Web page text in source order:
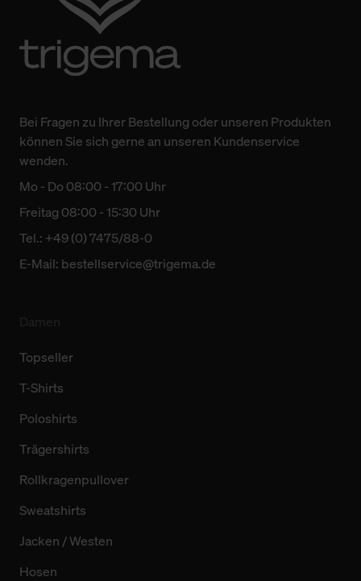
Bei Fragen zu Ihrer Bestellung oder unseren Produkten
können Sie sich gerne an unseren Kundenservice
wenden.
Mo - Do 08:00 - 17:00 Uhr
Freitag 08:00 - 15:30 Uhr
Tel.: +49 (0) 7475/88-0
E-Mail: bestellservice@trigema.de
Topseller
T-Shirts
Poloshirts
Trägershirts
Rollkragenpullover
Sweatshirts
Jacken / Westen
Hosen